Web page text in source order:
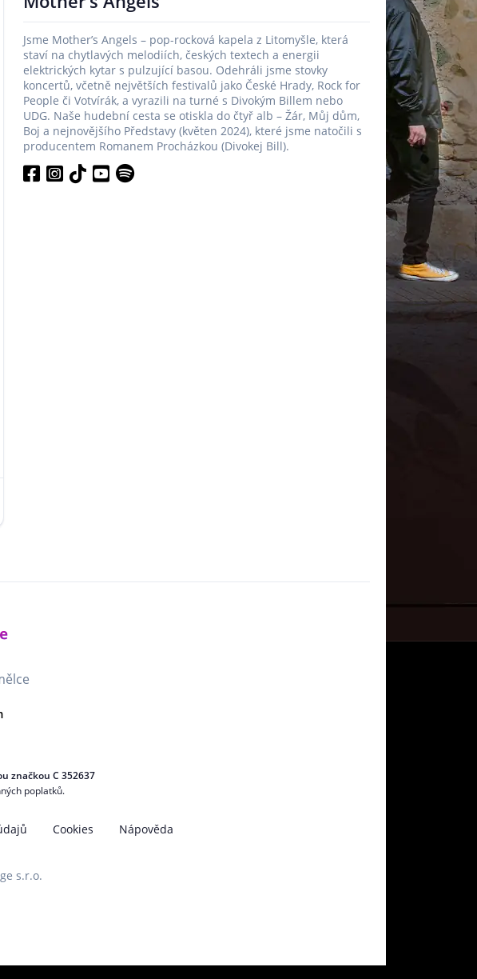
Jsme Mother’s Angels – pop-rocková kapela z Litomyšle, která
staví na chytlavých melodiích, českých textech a energii
elektrických kytar s pulzující basou. Odehráli jsme stovky
koncertů, včetně největších festivalů jako České Hrady, Rock for
People či Votvírák, a vyrazili na turné s Divokým Billem nebo
UDG. Naše hudební cesta se otiskla do čtyř alb – Žár, Můj dům,
Boj a nejnovějšího Představy (květen 2024), které jsme natočili s
producentem Romanem Procházkou (Divokej Bill).
značkou C 352637
poplatků.
Cookies Nápověda
s.r.o.